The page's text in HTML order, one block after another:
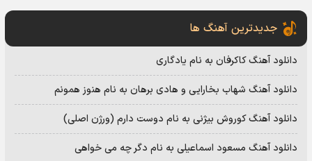
جدیدترین آهنگ ها
دانلود آهنگ کاکرفان به نام یادگاری
دانلود آهنگ شهاب بخارایی و هادی برهان به نام هنوز همونم
دانلود آهنگ کوروش بیژنی به نام دوست دارم (ورژن اصلی)
دانلود آهنگ مسعود اسماعیلی به نام دگر چه می خواهی